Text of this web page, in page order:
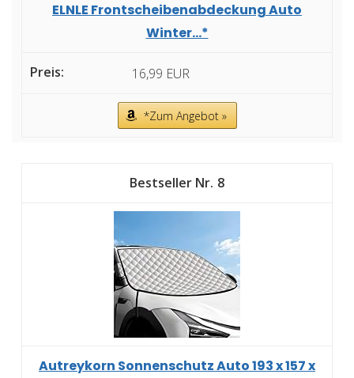
ELNLE Frontscheibenabdeckung Auto
Winter...*
16,99 EUR
*Zum Angebot »
8
Autreykorn Sonnenschutz Auto 193 x 157 x